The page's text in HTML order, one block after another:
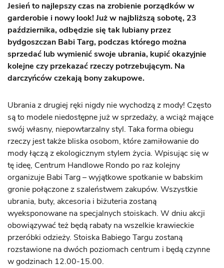
Jesień to najlepszy czas na zrobienie porządków w
garderobie i nowy look! Już w najbliższą sobotę, 23
października, odbędzie się tak lubiany przez
bydgoszczan Babi Targ, podczas którego można
sprzedać lub wymienić swoje ubrania, kupić okazyjnie
kolejne czy przekazać rzeczy potrzebującym. Na
darczyńców czekają bony zakupowe.
Ubrania z drugiej ręki nigdy nie wychodzą z mody! Często
są to modele niedostępne już w sprzedaży, a wciąż mające
swój własny, niepowtarzalny styl. Taka forma obiegu
rzeczy jest także bliska osobom, które zamiłowanie do
mody łączą z ekologicznym stylem życia. Wpisując się w
tę ideę, Centrum Handlowe Rondo po raz kolejny
organizuje Babi Targ – wyjątkowe spotkanie w babskim
gronie połączone z szaleństwem zakupów. Wszystkie
ubrania, buty, akcesoria i biżuteria zostaną
wyeksponowane na specjalnych stoiskach. W dniu akcji
obowiązywać też będą rabaty na wszelkie krawieckie
przeróbki odzieży. Stoiska Babiego Targu zostaną
rozstawione na dwóch poziomach centrum i będą czynne
w godzinach 12.00-15.00.